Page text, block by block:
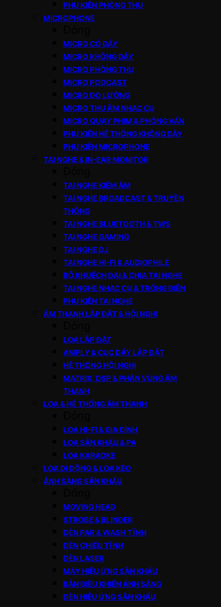
PHỤ KIỆN PHÒNG THU
MICROPHONE
MICRO CÓ DÂY
MICRO KHÔNG DÂY
MICRO PHÒNG THU
MICRO PODCAST
MICRO ĐO LƯỜNG
MICRO THU ÂM NHẠC CỤ
MICRO QUAY PHIM & PHỎNG VẤN
PHỤ KIỆN HỆ THỐNG KHÔNG DÂY
PHỤ KIỆN MICROPHONE
TAI NGHE & IN-EAR MONITOR
TAI NGHE KIỂM ÂM
TAI NGHE BROADCAST & TRUYỀN
THÔNG
TAI NGHE BLUETOOTH & TWS
TAI NGHE GAMING
TAI NGHE DJ
TAI NGHE HI-FI & AUDIOPHILE
BỘ KHUẾCH ĐẠI & CHIA TAI NGHE
TAI NGHE NHẠC CỤ & TRỐNG ĐIỆN
PHỤ KIỆN TAI NGHE
ÂM THANH LẮP ĐẶT & HỘI NGHỊ
LOA LẮP ĐẶT
AMPLY & CỤC ĐẨY LẮP ĐẶT
HỆ THỐNG HỘI NGHỊ
MATRIX, DSP & PHÂN VÙNG ÂM
THANH
LOA & HỆ THỐNG ÂM THANH
LOA HI-FI & GIA ĐÌNH
LOA SÂN KHẤU & PA
LOA KARAOKE
LOA DI ĐỘNG & LOA KÉO
ÁNH SÁNG SÂN KHẤU
MOVING HEAD
STROBE & BLINDER
ĐÈN PAR & WASH TĨNH
ĐÈN CHIẾU TĨNH
ĐÈN LASER
MÁY HIỆU ỨNG SÂN KHẤU
BÀN ĐIỀU KHIỂN ÁNH SÁNG
ĐÈN HIỆU ỨNG SÂN KHẤU